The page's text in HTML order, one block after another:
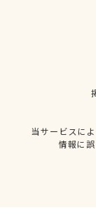
当サービスに
情報に